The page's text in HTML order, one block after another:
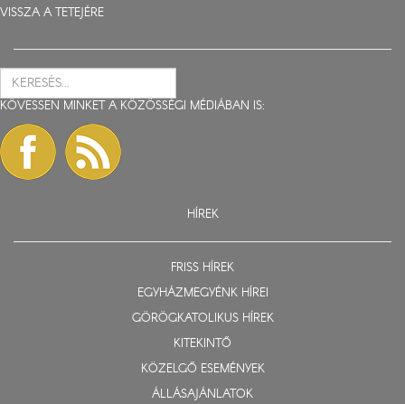
VISSZA A TETEJÉRE
KÖVESSEN MINKET A KÖZÖSSÉGI MÉDIÁBAN IS:
HÍREK
FRISS HÍREK
EGYHÁZMEGYÉNK HÍREI
GÖRÖGKATOLIKUS HÍREK
KITEKINTŐ
KÖZELGŐ ESEMÉNYEK
ÁLLÁSAJÁNLATOK